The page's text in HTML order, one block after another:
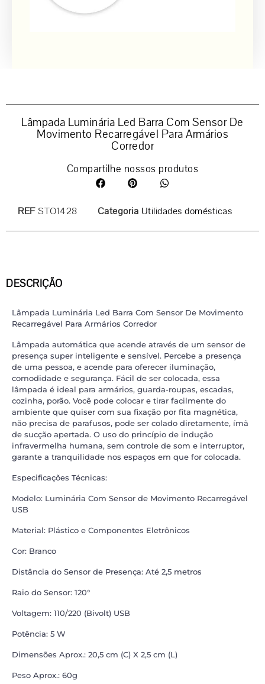
Lâmpada Luminária Led Barra Com Sensor De
Movimento Recarregável Para Armários
Corredor
Compartilhe nossos produtos
REFSTO1428 Categoria Utilidades domésticas
DESCRIÇÃO
Lâmpada Luminária Led Barra Com Sensor De Movimento
Recarregável Para Armários Corredor
Lâmpada automática que acende através de um sensor de
presença super inteligente e sensível. Percebe a presença
de uma pessoa, e acende para oferecer iluminação,
comodidade e segurança. Fácil de ser colocada, essa
lâmpada é ideal para armários, guarda-roupas, escadas,
cozinha, porão. Você pode colocar e tirar facilmente do
ambiente que quiser com sua fixação por fita magnética,
não precisa de parafusos, pode ser colado diretamente, ímã
de sucção apertada. O uso do princípio de indução
infravermelha humana, sem controle de som e interruptor,
garante a tranquilidade nos espaços em que for colocada.
Especificações Técnicas:
Modelo: Luminária Com Sensor de Movimento Recarregável
USB
Material: Plástico e Componentes Eletrônicos
Cor: Branco
Distância do Sensor de Presença: Até 2,5 metros
Raio do Sensor: 120°
Voltagem: 110/220 (Bivolt) USB
Potência: 5 W
Dimensões Aprox.: 20,5 cm (C) X 2,5 cm (L)
Peso Aprox.: 60g